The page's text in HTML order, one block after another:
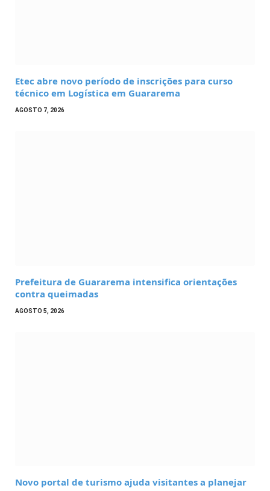
Etec abre novo período de inscrições para curso
técnico em Logística em Guararema
AGOSTO 7, 2026
Prefeitura de Guararema intensifica orientações
contra queimadas
AGOSTO 5, 2026
Novo portal de turismo ajuda visitantes a planejar